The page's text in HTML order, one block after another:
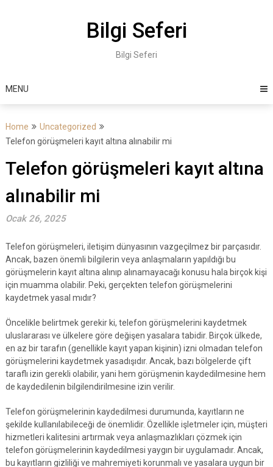
Bilgi Seferi
Bilgi Seferi
MENU
Home
Uncategorized
Telefon görüşmeleri kayıt altına alınabilir mi
Telefon görüşmeleri kayıt altına
alınabilir mi
Ocak 26, 2025
Telefon görüşmeleri, iletişim dünyasının vazgeçilmez bir parçasıdır.
Ancak, bazen önemli bilgilerin veya anlaşmaların yapıldığı bu
görüşmelerin kayıt altına alınıp alınamayacağı konusu hala birçok kişi
için muamma olabilir. Peki, gerçekten telefon görüşmelerini
kaydetmek yasal mıdır?
Öncelikle belirtmek gerekir ki, telefon görüşmelerini kaydetmek
uluslararası ve ülkelere göre değişen yasalara tabidir. Birçok ülkede,
en az bir tarafın (genellikle kayıt yapan kişinin) izni olmadan telefon
görüşmelerini kaydetmek yasadışıdır. Ancak, bazı bölgelerde çift
taraflı izin gerekli olabilir, yani hem görüşmenin kaydedilmesine hem
de kaydedilenin bilgilendirilmesine izin verilir.
Telefon görüşmelerinin kaydedilmesi durumunda, kayıtların ne
şekilde kullanılabileceği de önemlidir. Özellikle işletmeler için, müşteri
hizmetleri kalitesini artırmak veya anlaşmazlıkları çözmek için
telefon görüşmelerinin kaydedilmesi yaygın bir uygulamadır. Ancak,
bu kayıtların gizliliği ve mahremiyeti korunmalı ve yasalara uygun bir